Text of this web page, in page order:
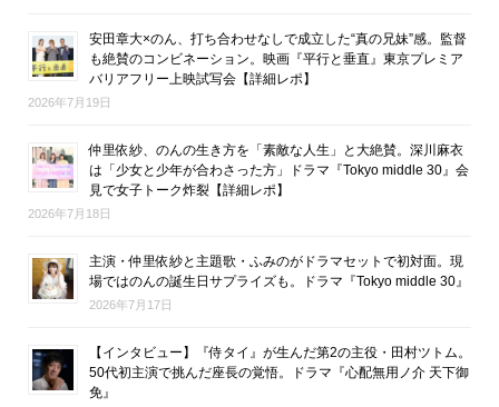
安田章大×のん、打ち合わせなしで成立した“真の兄妹”感。監督
も絶賛のコンビネーション。映画『平行と垂直』東京プレミア
バリアフリー上映試写会【詳細レポ】
2026年7月19日
仲里依紗、のんの生き方を「素敵な人生」と大絶賛。深川麻衣
は「少女と少年が合わさった方」ドラマ『Tokyo middle 30』会
見で女子トーク炸裂【詳細レポ】
2026年7月18日
主演・仲里依紗と主題歌・ふみのがドラマセットで初対面。現
場ではのんの誕生日サプライズも。ドラマ『Tokyo middle 30』
2026年7月17日
【インタビュー】『侍タイ』が生んだ第2の主役・田村ツトム。
50代初主演で挑んだ座長の覚悟。ドラマ『心配無用ノ介 天下御
免』